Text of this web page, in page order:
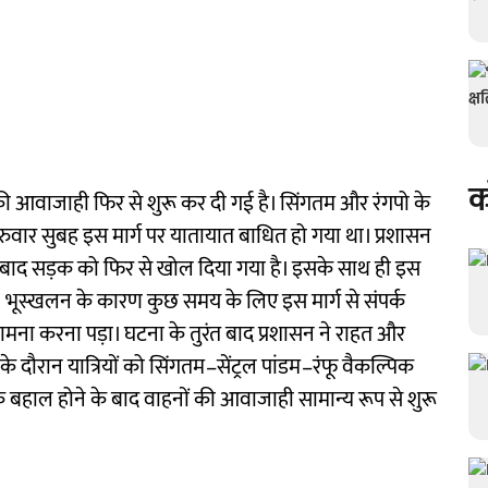
की आवाजाही फिर से शुरू कर दी गई है। सिंगतम और रंगपो के
इस मार्ग पर यातायात बाधित हो गया था। प्रशासन
बाद सड़क को फिर से खोल दिया गया है। इसके साथ ही इस
है। भूस्खलन के कारण कुछ समय के लिए इस मार्ग से संपर्क
करना पड़ा। घटना के तुरंत बाद प्रशासन ने राहत और
दौरान यात्रियों को सिंगतम–सेंट्रल पांडम–रंफू वैकल्पिक
होने के बाद वाहनों की आवाजाही सामान्य रूप से शुरू